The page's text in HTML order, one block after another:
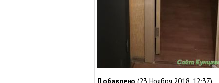
Добавлено (23 Ноября 2018, 12:37)